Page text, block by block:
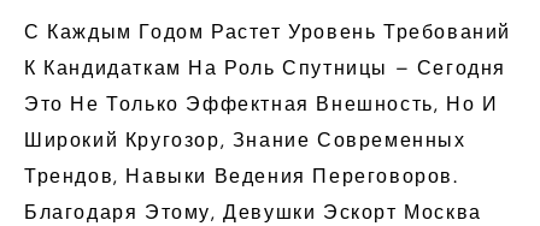
С Каждым Годом Растет Уровень Требований
К Кандидаткам На Роль Спутницы – Сегодня
Это Не Только Эффектная Внешность, Но И
Широкий Кругозор, Знание Современных
Трендов, Навыки Ведения Переговоров.
Благодаря Этому, Девушки Эскорт Москва